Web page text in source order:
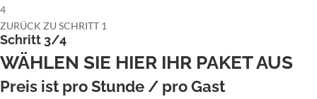
4
ZURÜCK ZU SCHRITT 1
Schritt 3/4
WÄHLEN SIE HIER IHR PAKET AUS
Preis ist pro Stunde / pro Gast